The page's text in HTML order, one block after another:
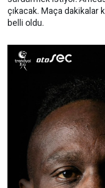
çıkacak. Maça dakikalar
belli oldu.